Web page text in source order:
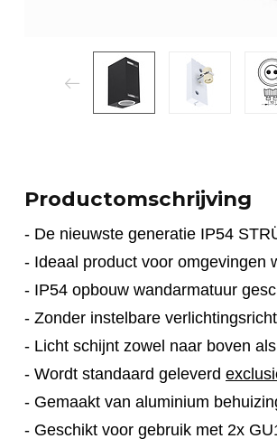
Productomschrijving
- De nieuwste generatie IP54
- Ideaal product voor omgevingen
- IP54 opbouw wandarmatuur
- Zonder instelbare
- Licht schijnt zowel naar boven
- Wordt standaard geleverd
- Gemaakt van aluminium
- Geschikt voor gebruik met 2x